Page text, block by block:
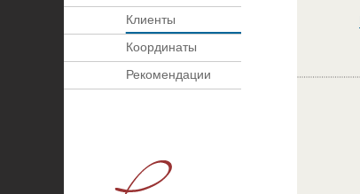
Клиенты
Координаты
Рекомендации